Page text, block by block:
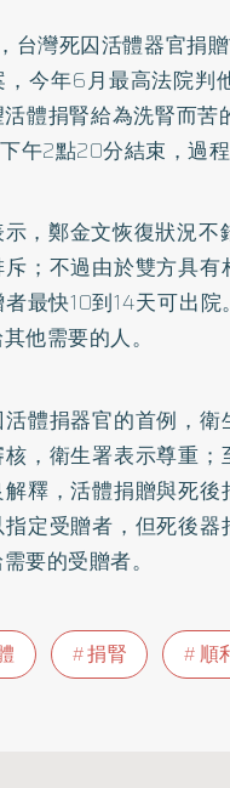
台灣死囚活體器官捐
今年6月最高法院判
體捐腎給為洗腎而
午2點20分結束，過程
，鄭金文恢復狀況
；不過由於雙方具
最快10到14天可出
他需要的人。
體捐器官的首例，
，衛生署表示尊重
釋，活體捐贈與死
定受贈者，但死後
要的受贈者。
捐腎 順